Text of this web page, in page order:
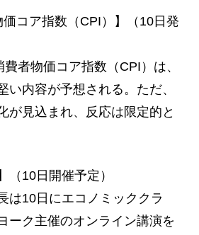
価コア指数（CPI）】（10日発
者物価コア指数（CPI）は、
い内容が予想される。ただ、
が見込まれ、反応は限定的と
（10日開催予定）
は10日にエコノミッククラ
ーク主催のオンライン講演を